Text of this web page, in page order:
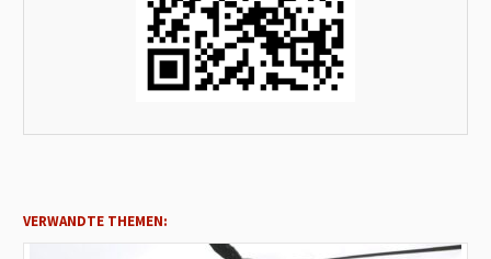
VERWANDTE THEMEN: